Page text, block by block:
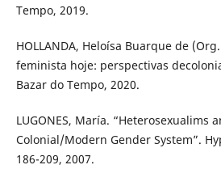
Tempo, 2019.
HOLLANDA, Heloísa Buarque de
feminista hoje: perspectivas
Bazar do Tempo, 2020.
LUGONES, María. “Heterosexualims
Colonial/Modern Gender System”.
186-209, 2007.